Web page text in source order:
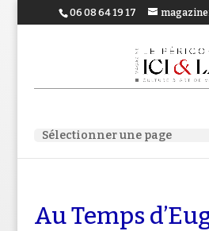
06 08 64 19 17
Sélectionner une page
Au Temps